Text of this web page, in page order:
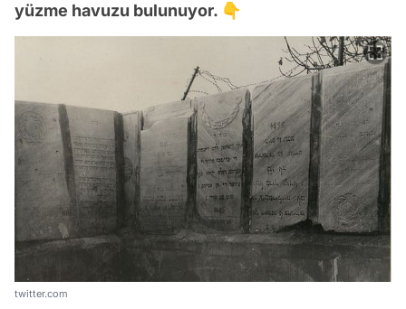
yüzme havuzu bulunuyor. 👇
twitter.com